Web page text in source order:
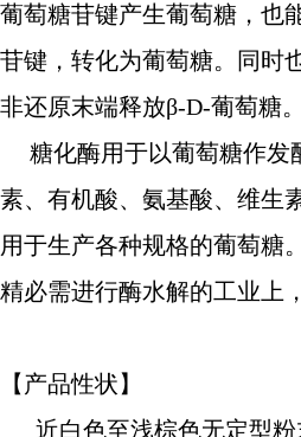
葡萄糖苷键产生葡萄糖，也
苷键，转化为葡萄糖。同时
非还原末端释放β-D-葡萄糖。
糖化酶用于以葡萄糖作发
素、有机酸、氨基酸、维生
用于生产各种规格的葡萄糖
精必需进行酶水解的工业上
【产品性状】
近白色至浅棕色无定型粉